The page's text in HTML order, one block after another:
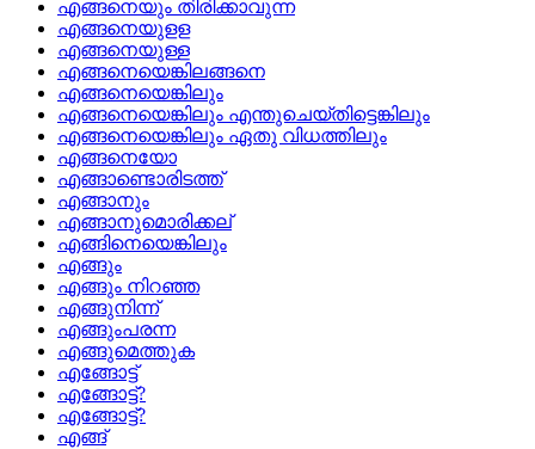
എങ്ങനെയും തിരിക്കാവുന്ന
എങ്ങനെയുളള
എങ്ങനെയുള്ള
എങ്ങനെയെങ്കിലങ്ങനെ
എങ്ങനെയെങ്കിലും
എങ്ങനെയെങ്കിലും എന്തുചെയ്‌തിട്ടെങ്കിലും
എങ്ങനെയെങ്കിലും ഏതു വിധത്തിലും
എങ്ങനെയോ
എങ്ങാണ്ടൊരിടത്ത്
എങ്ങാനും
എങ്ങാനുമൊരിക്കല്
എങ്ങിനെയെങ്കിലും
എങ്ങും
എങ്ങും നിറഞ്ഞ
എങ്ങുനിന്ന്
എങ്ങുംപരന്ന
എങ്ങുമെത്തുക
എങ്ങോട്ട്
എങ്ങോട്ട്‌?
എങ്ങോട്ട്?
എങ്ങ്